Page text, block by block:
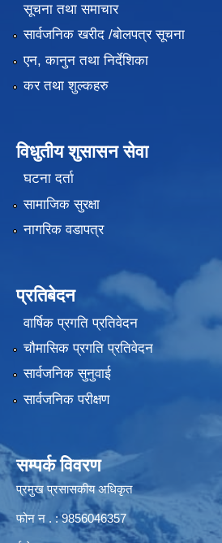
सूचना तथा समाचार
सार्वजनिक खरीद /बोलपत्र सूचना
एन, कानुन तथा निर्देशिका
कर तथा शुल्कहरु
विधुतीय शुसासन सेवा
घटना दर्ता
सामाजिक सुरक्षा
नागरिक वडापत्र
प्रतिबेदन
वार्षिक प्रगति प्रतिवेदन
चौमासिक प्रगति प्रतिवेदन
सार्वजनिक सुनुवाई
सार्वजनिक परीक्षण
सम्पर्क विवरण
प्रमुख प्रसासकीय अधिकृत
फोन न . : 9856046357